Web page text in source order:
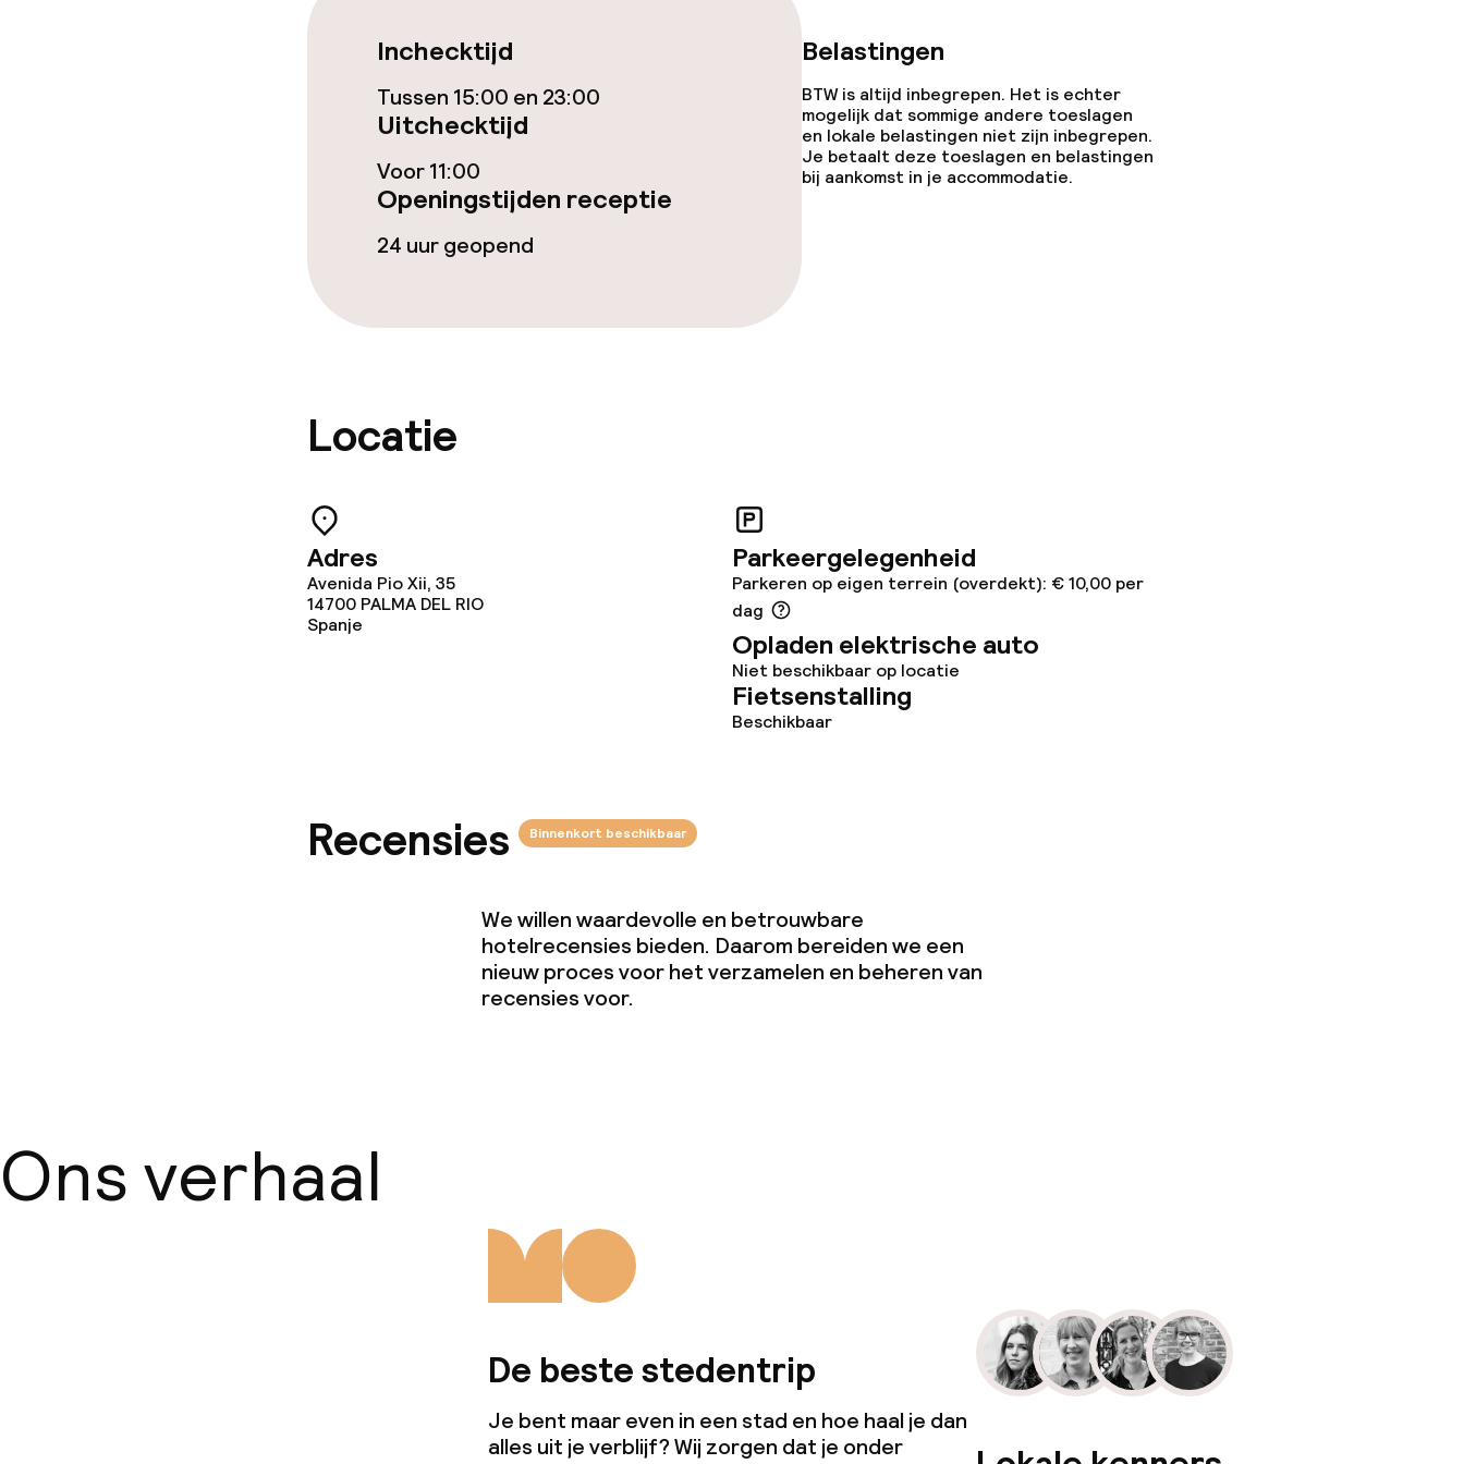
Restaurant
Eet- en drinkdiensten
Ontbijtbuffet
Dieetopties
Schoonmaakvoorzieningen
Wasfaciliteiten (wasmachine)
Conferentieruimte
Inchecktijd
Tussen 15:00 en 23:00
Uitchecktijd
Voor 11:00
Openingstijden receptie
24 uur geopend
Belastingen
BTW is altijd inbegrepen. Het is echter
mogelijk dat sommige andere toeslagen
en lokale belastingen niet zijn inbegrepen.
Je betaalt deze toeslagen en belastingen
bij aankomst in je accommodatie.
Locatie
Adres
Avenida Pio Xii, 35
14700 PALMA DEL RIO
Spanje
Parkeergelegenheid
Parkeren op eigen terrein (overdekt): € 10,00 per
dag
Opladen elektrische auto
Niet beschikbaar op locatie
Fietsenstalling
Beschikbaar
Recensies Binnenkort beschikbaar
We willen waardevolle en betrouwbare
hotelrecensies bieden. Daarom bereiden we een
nieuw proces voor het verzamelen en beheren van
recensies voor.
Ons verhaal
De beste stedentrip
Je bent maar even in een stad en hoe haal je dan
alles uit je verblijf? Wij zorgen dat je onder